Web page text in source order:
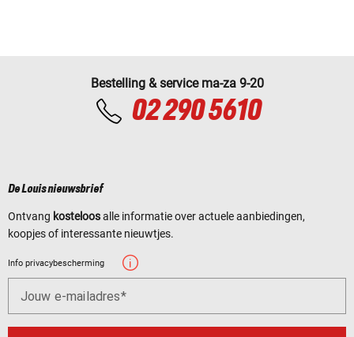
Bestelling & service ma-za 9-20
02 290 5610
De Louis nieuwsbrief
Ontvang kosteloosalle informatie over actuele aanbiedingen,
koopjes of interessante nieuwtjes.
Info privacybescherming
Jouw e-mailadres